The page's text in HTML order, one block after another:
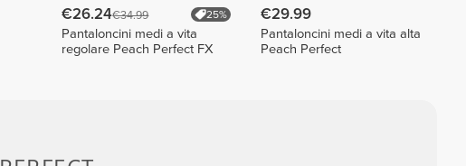
€26.24€34.99 25%
Pantaloncini medi a vita
regolare Peach Perfect FX
€29.99
Pantaloncini medi a vita alta
Peach Perfect